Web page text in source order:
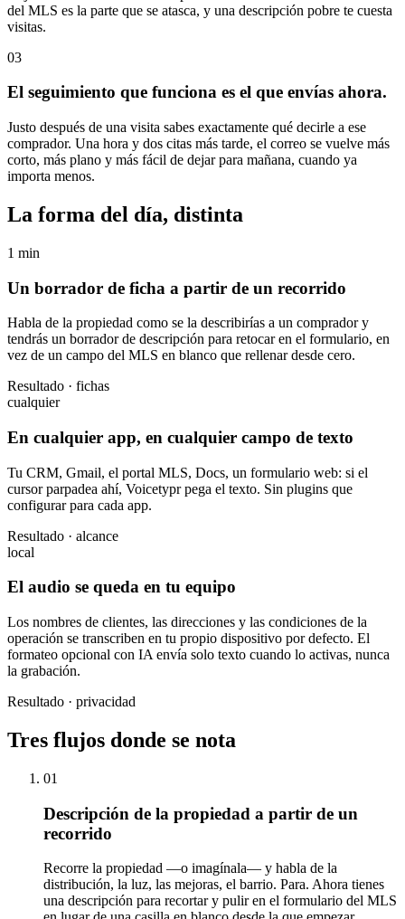
del MLS es la parte que se atasca, y una descripción pobre te cuesta
visitas.
03
El seguimiento que funciona es el que envías ahora.
Justo después de una visita sabes exactamente qué decirle a ese
comprador. Una hora y dos citas más tarde, el correo se vuelve más
corto, más plano y más fácil de dejar para mañana, cuando ya
importa menos.
La forma del día, distinta
1 min
Un borrador de ficha a partir de un recorrido
Habla de la propiedad como se la describirías a un comprador y
tendrás un borrador de descripción para retocar en el formulario, en
vez de un campo del MLS en blanco que rellenar desde cero.
Resultado · fichas
cualquier
En cualquier app, en cualquier campo de texto
Tu CRM, Gmail, el portal MLS, Docs, un formulario web: si el
cursor parpadea ahí, Voicetypr pega el texto. Sin plugins que
configurar para cada app.
Resultado · alcance
local
El audio se queda en tu equipo
Los nombres de clientes, las direcciones y las condiciones de la
operación se transcriben en tu propio dispositivo por defecto. El
formateo opcional con IA envía solo texto cuando lo activas, nunca
la grabación.
Resultado · privacidad
Tres flujos donde se nota
01
Descripción de la propiedad a partir de un
recorrido
Recorre la propiedad —o imagínala— y habla de la
distribución, la luz, las mejoras, el barrio. Para. Ahora tienes
una descripción para recortar y pulir en el formulario del MLS